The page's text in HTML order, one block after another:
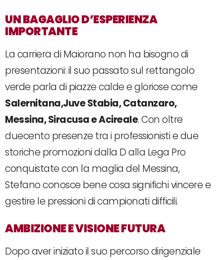
UN BAGAGLIO D’ESPERIENZA
IMPORTANTE
La carriera di Maiorano non ha bisogno di
presentazioni: il suo passato sul rettangolo
verde parla di piazze calde e gloriose come
Salernitana,Juve Stabia, Catanzaro,
Messina, Siracusa e Acireale. Con oltre
duecento presenze tra i professionisti e due
storiche promozioni dalla D alla Lega Pro
conquistate con la maglia del Messina,
Stefano conosce bene cosa significhi vincere e
gestire le pressioni di campionati difficili.
AMBIZIONE E VISIONE FUTURA
Dopo aver iniziato il suo percorso dirigenziale